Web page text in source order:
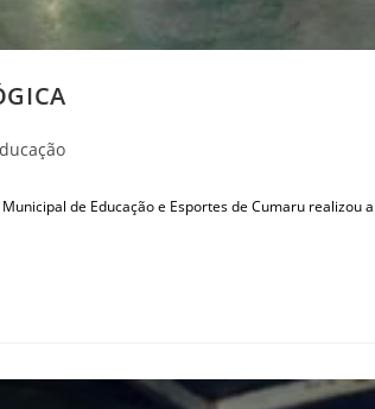
de Educação e Esportes de Cumaru realizou